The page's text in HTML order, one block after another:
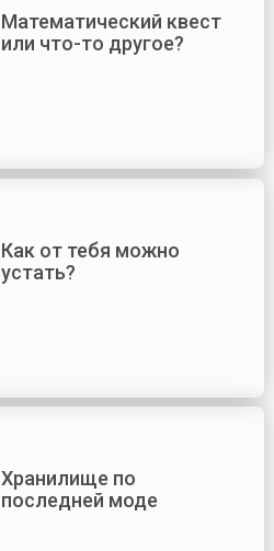
Математический квест
или что-то другое?
Как от тебя можно
устать?
Хранилище по
последней моде